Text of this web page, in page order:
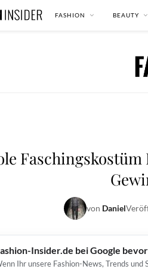
FASHION BEAUTY
Faschingskostüm
von Daniel
Insider.de bei Google
Ihr unsere Fashion-News, Trends